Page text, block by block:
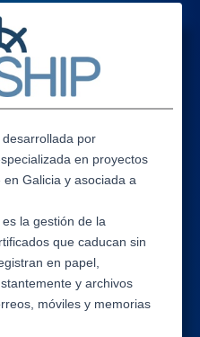
por
en proyectos
Galicia y asociada a
la gestión de la
que caducan sin
en papel,
y archivos
móviles y memorias